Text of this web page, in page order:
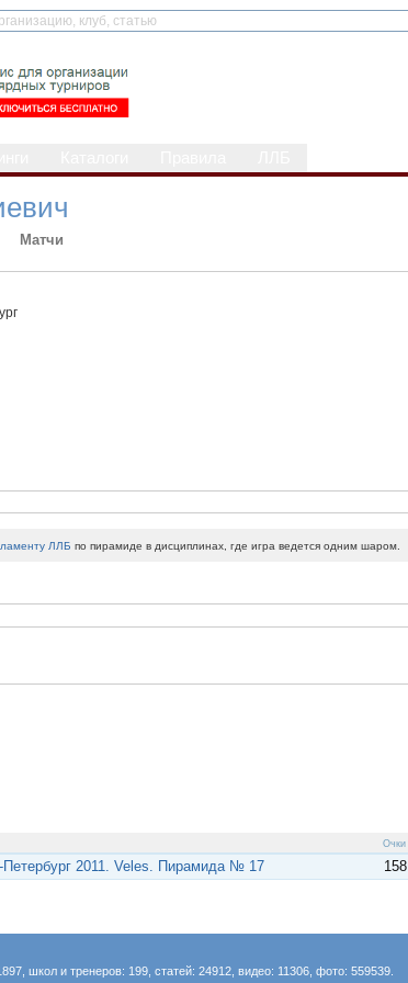
Матчи
ЛЛБ по пирамиде в дисциплинах, где игра ведется одним шаром.
Очки
Петербург 2011. Veles. Пирамида № 17 158
школ и тренеров: 199, статей: 24912, видео: 11306, фото: 559539.